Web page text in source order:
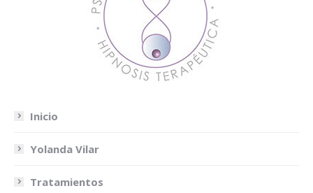
Inicio
Yolanda Vilar
Tratamientos